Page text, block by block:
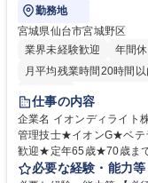
勤務地
宮城県仙台市宮城野区
業界未経験歓迎
年間
月平均残業時間20時間以
服装自由
仕事の内容
企業名 イオンディライト株式会社 求人名 【東北/施工
管理技士★イオンG★ベテラン歓迎★
歓迎★定年65歳★70歳ま
の駐車場等における大規
必要な経験・能力等